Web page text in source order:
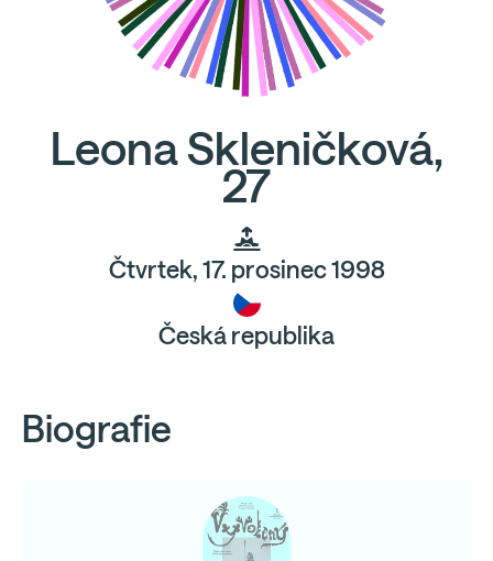
Leona Skleničková,
27
Čtvrtek, 17. prosinec 1998
Česká republika
Biografie